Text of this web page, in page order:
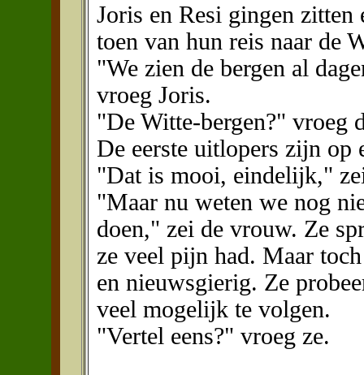
Joris en Resi gingen zitten
toen van hun reis naar de
"We zien de bergen al
vroeg Joris.
"De Witte-bergen?" vroeg
De eerste uitlopers zijn op
"Dat is mooi, eindelijk,"
"Maar nu weten we nog
doen," zei de vrouw. Ze
ze veel pijn had. Maar
en nieuwsgierig. Ze
veel mogelijk te volgen.
"Vertel eens?" vroeg ze.